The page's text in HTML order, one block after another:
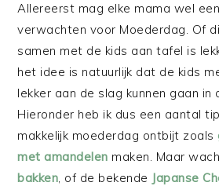
Allereerst mag elke mama wel
verwachten voor Moederdag. Of
samen met de kids aan tafel is
het idee is natuurlijk dat de kids
lekker aan de slag kunnen gaan in
Hieronder heb ik dus een aantal
makkelijk moederdag ontbijt zoals
met amandelen maken. Maar
bakken, of de bekende Japanse